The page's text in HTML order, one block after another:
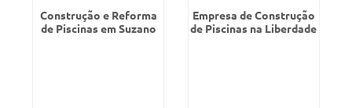
Construção e Reforma
de Piscinas em Suzano
Empresa de Construção
de Piscinas na Liberdade